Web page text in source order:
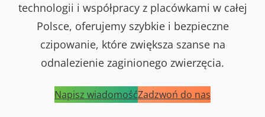
technologii i współpracy z placówkami w całej
Polsce, oferujemy szybkie i bezpieczne
czipowanie, które zwiększa szanse na
odnalezienie zaginionego zwierzęcia.
Napisz wiadomośćZadzwoń do nas